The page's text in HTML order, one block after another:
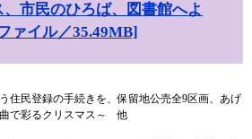
市民のひろば、図書館へよ
ァイル／35.49MB]
住民登録の手続きを、保留地公売全9区画、あげ
で彩るクリスマス～ 他